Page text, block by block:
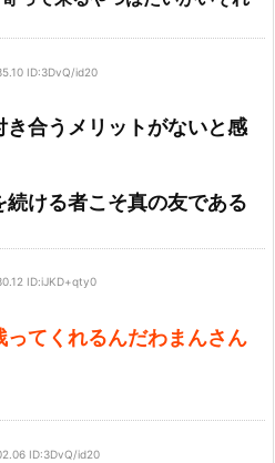
ID:3DvQ/id20
合うメリットがないと感
ける者こそ真の友である
ID:iJKD+qty0
てくれるんだわまんさん
ID:3DvQ/id20